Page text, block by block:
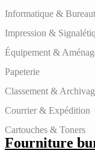
Informatique &
Impression &
Équipement &
Papeterie
Classement &
Courrier & Expédition
Cartouches & Toners
Fourniture